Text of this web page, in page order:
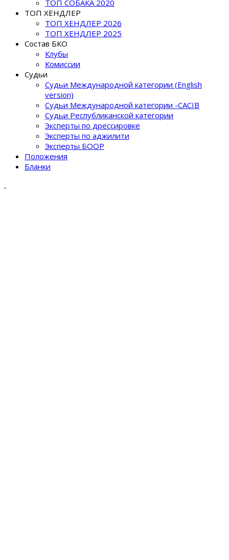
ТОП СОБАКА 2020
ТОП ХЕНДЛЕР
ТОП ХЕНДЛЕР 2026
ТОП ХЕНДЛЕР 2025
Состав БКО
Клубы
Комиссии
Судьи
Судьи Международной категории (English
version)
Судьи Международной категории -CACIB
Судьи Республиканской категории
Эксперты по дрессировке
Эксперты по аджилити
Эксперты БООР
Положения
Бланки